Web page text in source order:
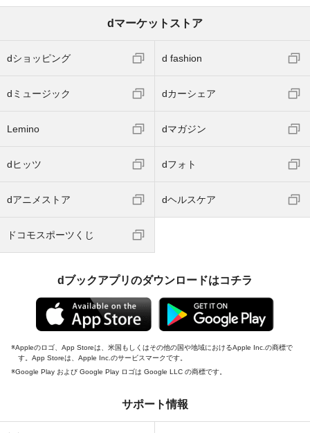
dマーケットストア
dショッピング d fashion
dミュージック dカーシェア
Lemino dマガジン
dヒッツ dフォト
dアニメストア dヘルスケア
ドコモスポーツくじ
dブックアプリのダウンロードはコチラ
Appleのロゴ、App Storeは、米国もしくはその他の国や地域におけるApple Inc.の商標で
す。App Storeは、Apple Inc.のサービスマークです。
Google Play および Google Play ロゴは Google LLC の商標です。
サポート情報